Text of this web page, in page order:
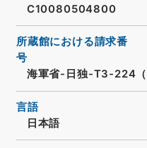
C10080504800
所蔵館における請求番
号
海軍省-日独-T3-224（
言語
日本語